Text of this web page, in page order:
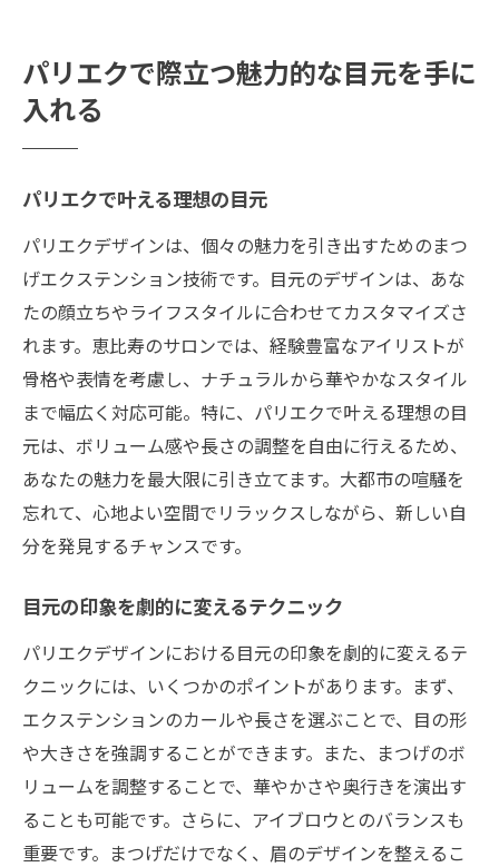
パリエクで際立つ魅力的な目元を手に
入れる
パリエクで叶える理想の目元
パリエクデザインは、個々の魅力を引き出すためのまつ
げエクステンション技術です。目元のデザインは、あな
たの顔立ちやライフスタイルに合わせてカスタマイズさ
れます。恵比寿のサロンでは、経験豊富なアイリストが
骨格や表情を考慮し、ナチュラルから華やかなスタイル
まで幅広く対応可能。特に、パリエクで叶える理想の目
元は、ボリューム感や長さの調整を自由に行えるため、
あなたの魅力を最大限に引き立てます。大都市の喧騒を
忘れて、心地よい空間でリラックスしながら、新しい自
分を発見するチャンスです。
目元の印象を劇的に変えるテクニック
パリエクデザインにおける目元の印象を劇的に変えるテ
クニックには、いくつかのポイントがあります。まず、
エクステンションのカールや長さを選ぶことで、目の形
や大きさを強調することができます。また、まつげのボ
リュームを調整することで、華やかさや奥行きを演出す
ることも可能です。さらに、アイブロウとのバランスも
重要です。まつげだけでなく、眉のデザインを整えるこ